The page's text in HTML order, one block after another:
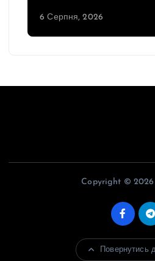
6 Серпня, 2026
Copyright © 2026
Повернутись